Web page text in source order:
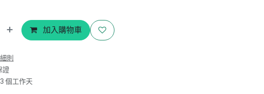
加入購物車
則
證
個工作天